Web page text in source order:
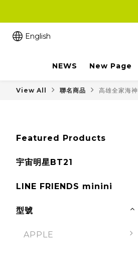
English
NEWS New Page
View All 聯名商品 高雄全家海神
Featured Products
宇宙明星BT21
LINE FRIENDS minini
型號
APPLE